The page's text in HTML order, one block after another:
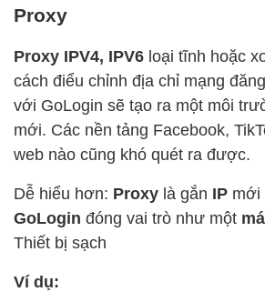
Proxy
Proxy IPV4, IPV6 loại tĩnh hoặc
cách điểu chỉnh địa chỉ mạng
với GoLogin sẽ tạo ra một môi
mới. Các nền tảng Facebook,
web nào cũng khó quét ra được.
Dễ hiểu hơn: Proxy là gắn IP mới
GoLogin đóng vai trò như một
Thiết bị sạch
Ví dụ: